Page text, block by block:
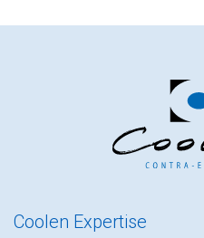
Coolen Expertise